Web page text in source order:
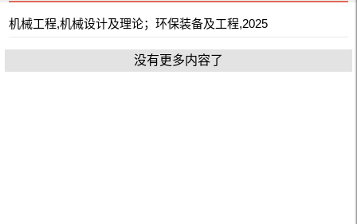
机械工程,机械设计及理论；环保装备及工程,2025
没有更多内容了